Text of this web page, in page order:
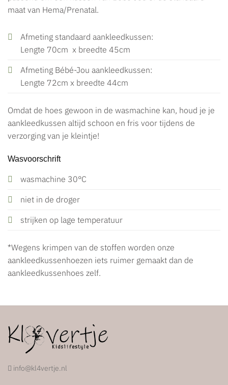
maat van Hema/Prenatal.
Afmeting standaard aankleedkussen:
Lengte 70cm x breedte 45cm
Afmeting Bébé-Jou aankleedkussen:
Lengte 72cm x breedte 44cm
Omdat de hoes gewoon in de wasmachine kan, houd je je
aankleedkussen altijd schoon en fris voor tijdens de
verzorging van je kleintje!
Wasvoorschrift
wasmachine 30°C
niet in de droger
strijken op lage temperatuur
*Wegens krimpen van de stoffen worden onze
aankleedkussenhoezen iets ruimer gemaakt dan de
aankleedkussenhoes zelf.
info@kl4vertje.nl